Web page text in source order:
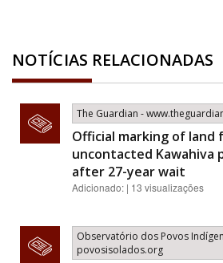
NOTÍCIAS RELACIONADAS
The Guardian -
Official marking of land
uncontacted Kawahiva
after 27-year wait
Adicionado: | 13 visualizações
Observatório dos Povos
povosisolados.org